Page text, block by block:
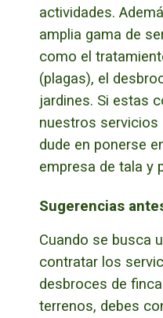
actividades.
amplia gama de
como el
(plagas), el
jardines. Si estas
nuestros servicios
dude en ponerse
empresa de tala y
Sugerencias
Cuando se busca
contratar los
desbroces de
terrenos, debes